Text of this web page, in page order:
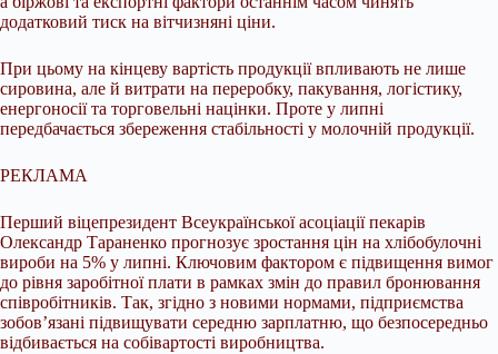
додатковий тиск на вітчизняні ціни.
При цьому на кінцеву вартість продукції впливають не лише
сировина, але й витрати на переробку, пакування, логістику,
енергоносії та торговельні націнки. Проте у липні
передбачається збереження стабільності у молочній продукції.
РЕКЛАМА
Перший віцепрезидент Всеукраїнської асоціації пекарів
Олександр Тараненко прогнозує зростання цін на хлібобулочні
вироби на 5% у липні. Ключовим фактором є підвищення вимог
до рівня заробітної плати в рамках змін до правил бронювання
співробітників. Так, згідно з новими нормами, підприємства
зобов’язані підвищувати середню зарплатню, що безпосередньо
відбивається на собівартості виробництва.